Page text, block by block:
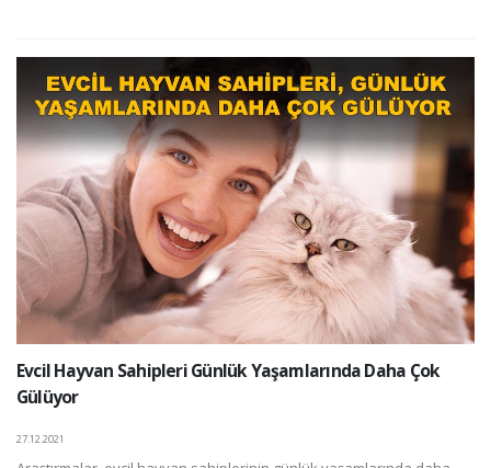
Evcil Hayvan Sahipleri Günlük Yaşamlarında Daha Çok
Gülüyor
27.12.2021